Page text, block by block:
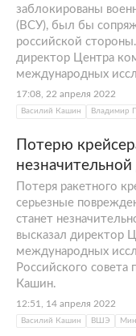
заблокированы
(ВСУ), был бы
российской
директор Центра
международных
17:08, 22 апреля 2022
Василий Кашин Владимир
Потерю
Потеря ракетного
серьезные
станет
высказал директор
международных
Российского
Кашин.
12:51, 14 апреля 2022
Василий Кашин ВШЭ